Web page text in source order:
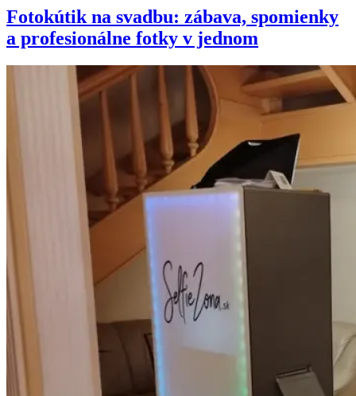
Fotokútik na svadbu: zábava, spomienky
a profesionálne fotky v jednom